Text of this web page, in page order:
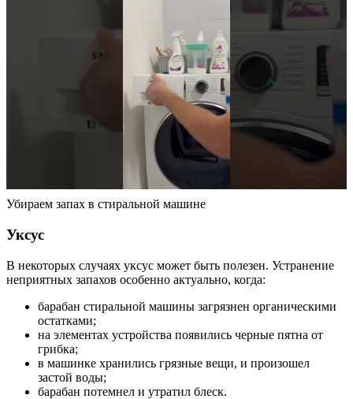
Убираем запах в стиральной машине
Уксус
В некоторых случаях уксус может быть полезен. Устранение
неприятных запахов особенно актуально, когда:
барабан стиральной машины загрязнен органическими
остатками;
на элементах устройства появились черные пятна от
грибка;
в машинке хранились грязные вещи, и произошел
застой воды;
барабан потемнел и утратил блеск.